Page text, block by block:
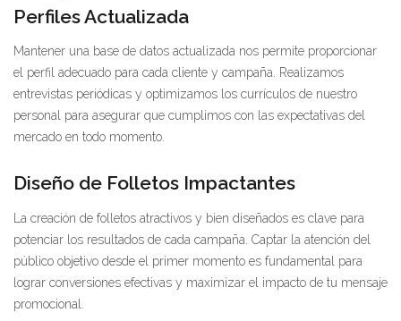
Perfiles Actualizada
Mantener una base de datos actualizada nos permite proporcionar
el perfil adecuado para cada cliente y campaña. Realizamos
entrevistas periódicas y optimizamos los currículos de nuestro
personal para asegurar que cumplimos con las expectativas del
mercado en todo momento.
Diseño de Folletos Impactantes
La creación de folletos atractivos y bien diseñados es clave para
potenciar los resultados de cada campaña. Captar la atención del
público objetivo desde el primer momento es fundamental para
lograr conversiones efectivas y maximizar el impacto de tu mensaje
promocional.